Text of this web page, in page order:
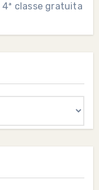
4ª classe gratuita